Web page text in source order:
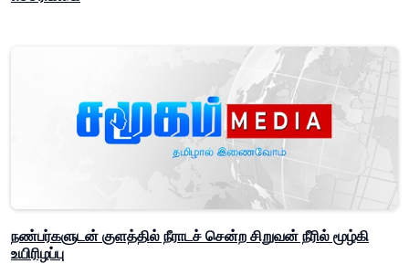
நண்பர்களுடன் குளத்தில் நீராடச் சென்ற சிறுவன் நீரில் மூழ்கி
உயிரிழப்பு